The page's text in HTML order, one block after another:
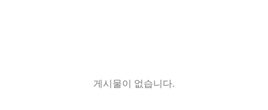
게시물이 없습니다.